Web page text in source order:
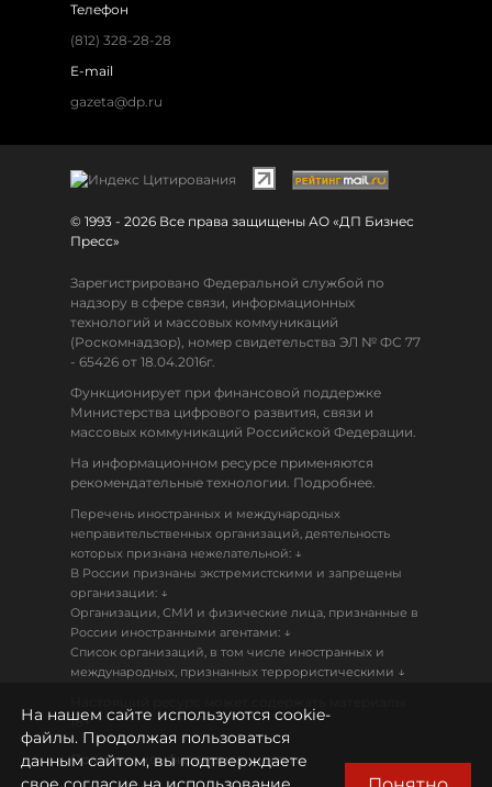
Телефон
(812) 328-28-28
E-mail
gazeta@dp.ru
© 1993 - 2026 Все права защищены АО «ДП Бизнес
Пресс»
Зарегистрировано Федеральной службой по
надзору в сфере связи, информационных
технологий и массовых коммуникаций
(Роскомнадзор), номер свидетельства ЭЛ № ФС 77
- 65426 от 18.04.2016г.
Функционирует при финансовой поддержке
Министерства цифрового развития, связи и
массовых коммуникаций Российской Федерации.
На информационном ресурсе применяются
рекомендательные технологии. Подробнее.
Перечень иностранных и международных
неправительственных организаций, деятельность
которых признана нежелательной: ↓
В России признаны экстремистскими и запрещены
организации: ↓
Организации, СМИ и физические лица, признанные в
России иностранными агентами: ↓
Список организаций, в том числе иностранных и
международных, признанных террористическими ↓
18+
Политика конфиденциальности
На нашем сайте используются cookie-
файлы. Продолжая пользоваться
данным сайтом, вы подтверждаете